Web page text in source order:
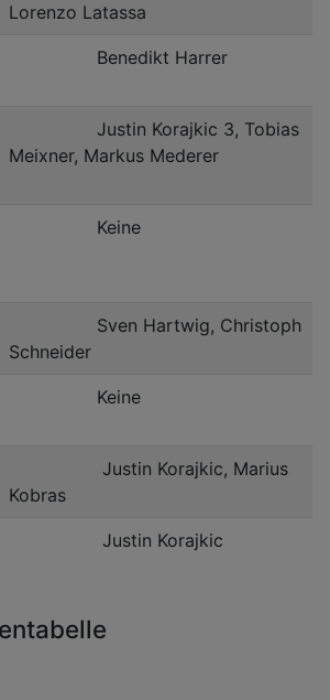
Lorenzo Latassa
Benedikt Harrer
Justin Korajkic 3, Tobias
Meixner, Markus Mederer
Keine
Sven Hartwig, Christoph
Schneider
Keine
Justin Korajkic, Marius
Kobras
Justin Korajkic